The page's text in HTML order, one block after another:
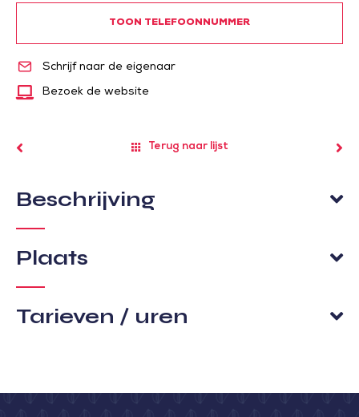
TOON TELEFOONNUMMER
Schrijf naar de eigenaar
Bezoek de website
Terug naar lijst
Beschrijving
Plaats
Tarieven / uren